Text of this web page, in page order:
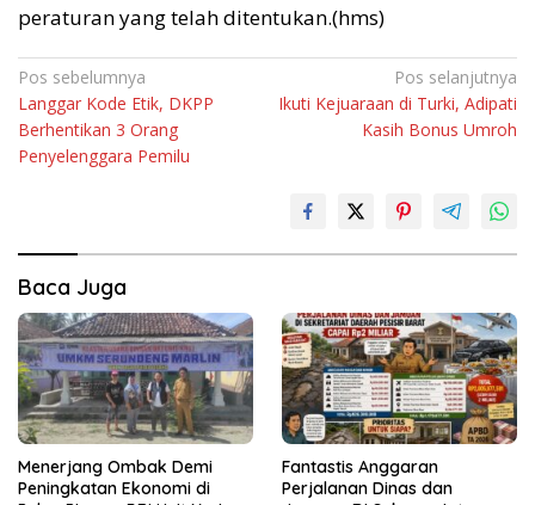
peraturan yang telah ditentukan.(hms)
Navigasi
pos
Pos sebelumnya
Langgar Kode Etik, DKPP
Berhentikan 3 Orang
Penyelenggara Pemilu
Pos selanjutnya
Ikuti Kejuaraan di Turki, Adipati
Kasih Bonus Umroh
Baca Juga
Menerjang Ombak Demi
Peningkatan Ekonomi di
Fantastis Anggaran
Perjalanan Dinas dan